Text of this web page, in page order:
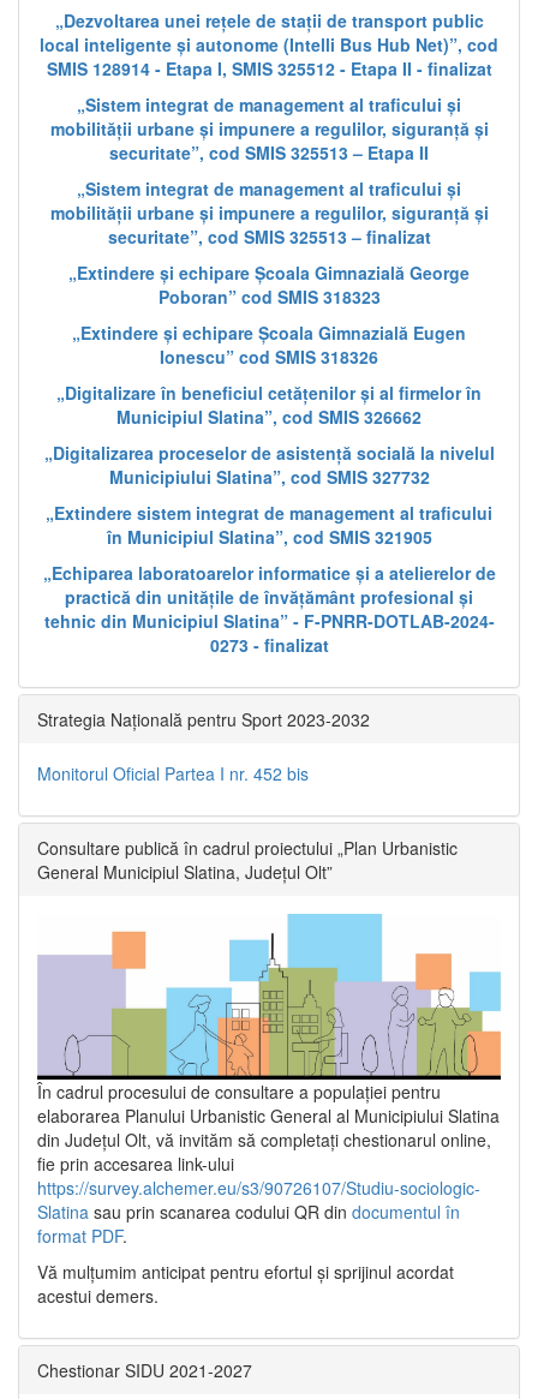
„Dezvoltarea unei rețele de stații de transport public
local inteligente și autonome (Intelli Bus Hub Net)”, cod
SMIS 128914 - Etapa I, SMIS 325512 - Etapa II - finalizat
„Sistem integrat de management al traficului și
mobilității urbane și impunere a regulilor, siguranță și
securitate”, cod SMIS 325513 – Etapa II
„Sistem integrat de management al traficului și
mobilității urbane și impunere a regulilor, siguranță și
securitate”, cod SMIS 325513 – finalizat
„Extindere și echipare Școala Gimnazială George
Poboran” cod SMIS 318323
„Extindere și echipare Școala Gimnazială Eugen
Ionescu” cod SMIS 318326
„Digitalizare în beneficiul cetățenilor și al firmelor în
Municipiul Slatina”, cod SMIS 326662
„Digitalizarea proceselor de asistență socială la nivelul
Municipiului Slatina”, cod SMIS 327732
„Extindere sistem integrat de management al traficului
în Municipiul Slatina”, cod SMIS 321905
„Echiparea laboratoarelor informatice și a atelierelor de
practică din unitățile de învățământ profesional și
tehnic din Municipiul Slatina” - F-PNRR-DOTLAB-2024-
0273 - finalizat
Strategia Națională pentru Sport 2023-2032
Monitorul Oficial Partea I nr. 452 bis
Consultare publică în cadrul proiectului „Plan Urbanistic
General Municipiul Slatina, Județul Olt”
În cadrul procesului de consultare a populaţiei pentru
elaborarea Planului Urbanistic General al Municipiului Slatina
din Județul Olt, vă invităm să completați chestionarul online,
fie prin accesarea link-ului
https://survey.alchemer.eu/s3/90726107/Studiu-sociologic-
Slatina sau prin scanarea codului QR din documentul în
format PDF.
Vă mulţumim anticipat pentru efortul şi sprijinul acordat
acestui demers.
Chestionar SIDU 2021-2027